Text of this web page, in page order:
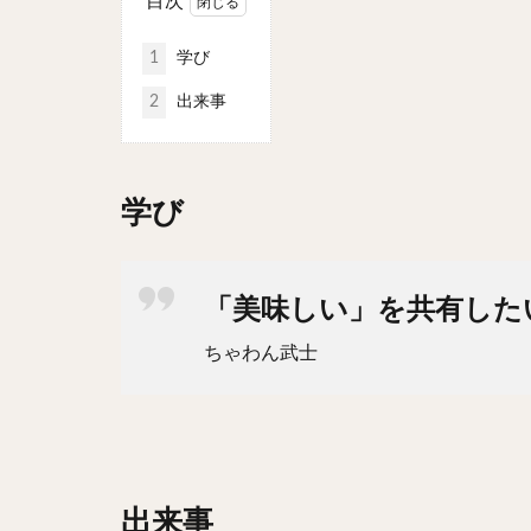
1 学び
2 出来事
学び
「美味しい」を共有した
ちゃわん武士
出来事